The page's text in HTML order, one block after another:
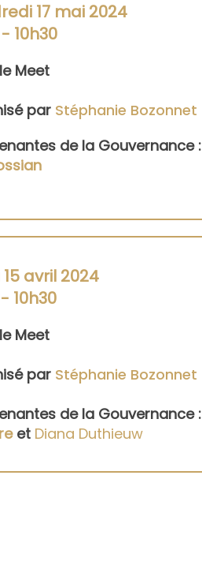
17 mai 2024
10h30
Meet
par Stéphanie Bozonnet
de la Gouvernance :
15 avril 2024
10h30
Meet
par Stéphanie Bozonnet
de la Gouvernance :
et Diana Duthieuw